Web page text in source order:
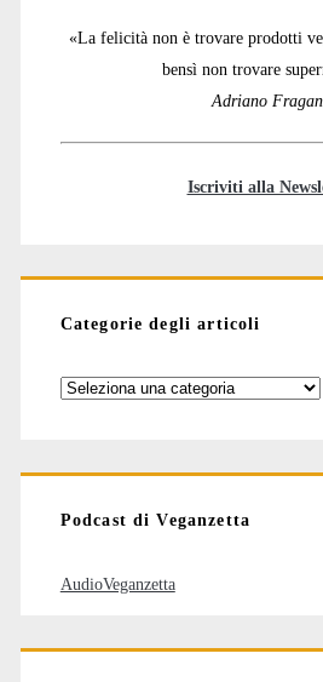
«La felicità non è trovare prodotti
bensì non trovare
Adriano
Iscriviti alla
Categorie degli articoli
Categorie
Podcast di Veganzetta
AudioVeganzetta